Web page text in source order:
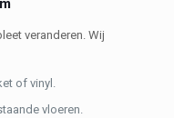
veranderen. Wij
of vinyl.
vloeren.